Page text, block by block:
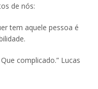
de nós:
tem aquele pessoa é
complicado.” Lucas